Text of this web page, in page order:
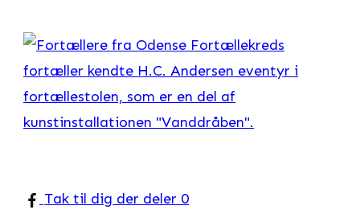
Tak til dig der deler 0